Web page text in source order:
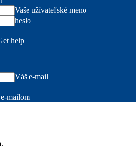
Vaše užívateľské meno
heslo
help
Váš e-mail
mailom